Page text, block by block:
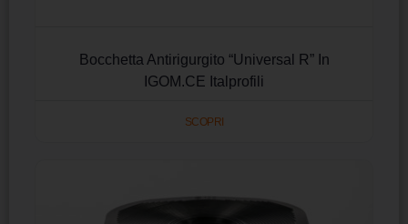
Bocchetta Antirigurgito “Universal R” In
IGOM.CE Italprofili
SCOPRI